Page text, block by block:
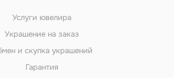
Услуги ювелира
Украшение на заказ
и скупка украшений
Гарантия